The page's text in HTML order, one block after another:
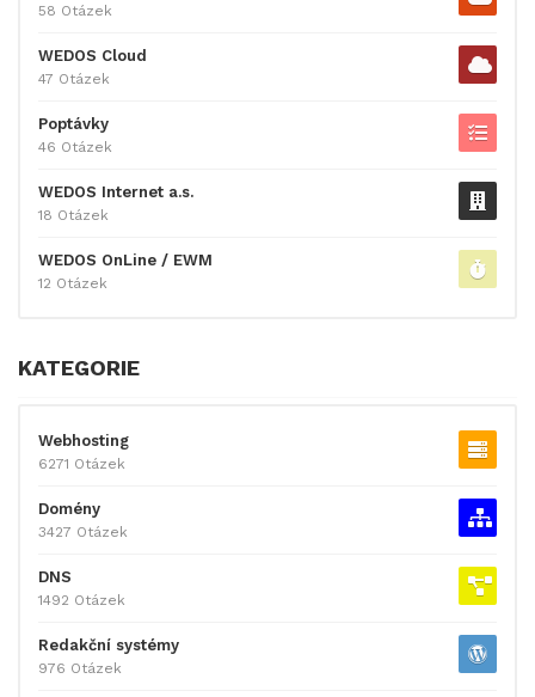
58 Otázek
WEDOS Cloud
47 Otázek
Poptávky
46 Otázek
WEDOS Internet a.s.
18 Otázek
WEDOS OnLine / EWM
12 Otázek
KATEGORIE
Webhosting
6271 Otázek
Domény
3427 Otázek
DNS
1492 Otázek
Redakční systémy
976 Otázek